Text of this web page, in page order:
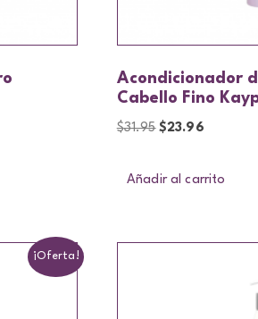
Acondicionador
Cabello Fino
$31.95 $23.96
Añadir al carrito
¡Oferta!